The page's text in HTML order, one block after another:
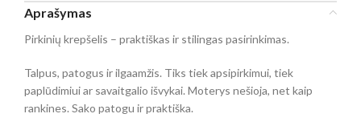
Aprašymas
Pirkinių krepšelis – praktiškas ir stilingas pasirinkimas.
Talpus, patogus ir ilgaamžis. Tiks tiek apsipirkimui, tiek
paplūdimiui ar savaitgalio išvykai. Moterys nešioja, net kaip
rankines. Sako patogu ir praktiška.